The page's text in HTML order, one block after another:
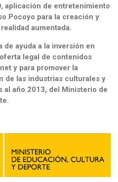
aplicación de entretenimiento
Pocoyo para la creación y
aumentada.
ayuda a la inversión en
legal de contenidos
y para promover la
de las industrias culturales y
año 2013, del Ministerio de